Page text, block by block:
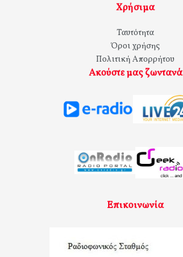
Χρήσιμα
Ταυτότητα
Όροι χρήσης
Πολιτική Απορρήτου
Ακούστε μας ζωντανά
Επικοινωνία